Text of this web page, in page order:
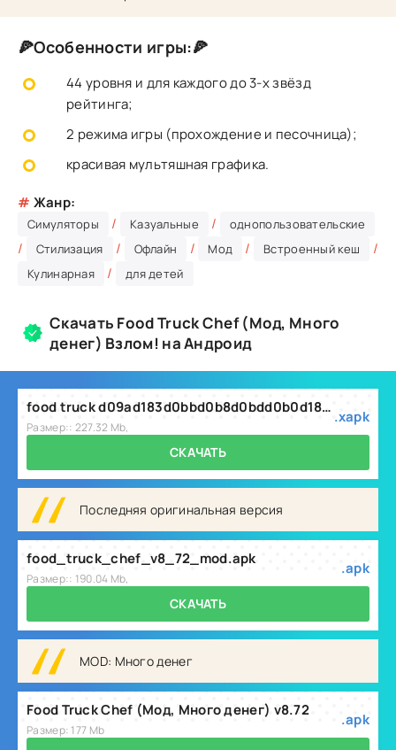
🍕Особенности игры:🍕
44 уровня и для каждого до 3-х звёзд
рейтинга;
2 режима игры (прохождение и песочница);
красивая мультяшная графика.
# Жанр:
Симуляторы / Казуальные / однопользовательские
/ Стилизация / Офлайн / Мод / Встроенный кеш /
Кулинарная / для детей
Скачать Food Truck Chef (Мод, Много
денег) Взлом! на Андроид
food truck d09ad183d0bbd0b8d0bdd0b0d180d0bdd18bd0b5 d0b8d0b3d180d18b 8.72.xapk
Размер:: 227.32 Mb,
.xapk
СКАЧАТЬ
Последняя оригинальная версия
food_truck_chef_v8_72_mod.apk
Размер:: 190.04 Mb,
.apk
СКАЧАТЬ
MOD: Много денег
Food Truck Chef (Мод, Много денег) v8.72
Размер: 177 Mb
.apk